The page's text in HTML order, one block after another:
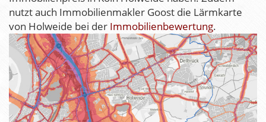
nutzt auch Immobilienmakler Goost die Lärmkarte
von Holweide bei der Immobilienbewertung.